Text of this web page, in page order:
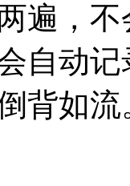
遍，
自动
背如流